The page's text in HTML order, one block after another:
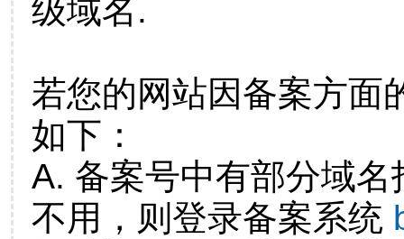
级域名.
若您的网站因备案方面
如下：
A. 备案号中有部分域
不用，则登录备案系统